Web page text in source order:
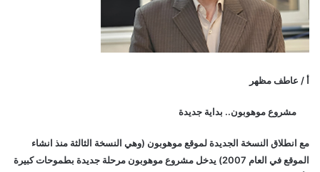
أ / عاطف مظهر
مشروع موهوبون.. بداية جديدة
مع انطلاق النسخة الجديدة لموقع موهوبون (وهي النسخة الثالثة منذ انشاء
الموقع في العام 2007) يدخل مشروع موهوبون مرحلة جديدة بطموحات كبيرة